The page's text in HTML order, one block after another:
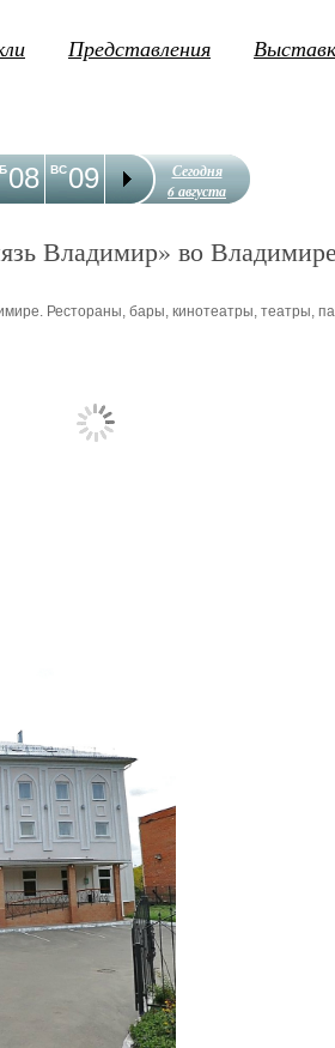
Представления
08 09
ВС 10
ПН 11
ВТ 12
СР
Сегодня
6 августа
Владимир» во
Рестораны, бары, кинотеатры, театры,